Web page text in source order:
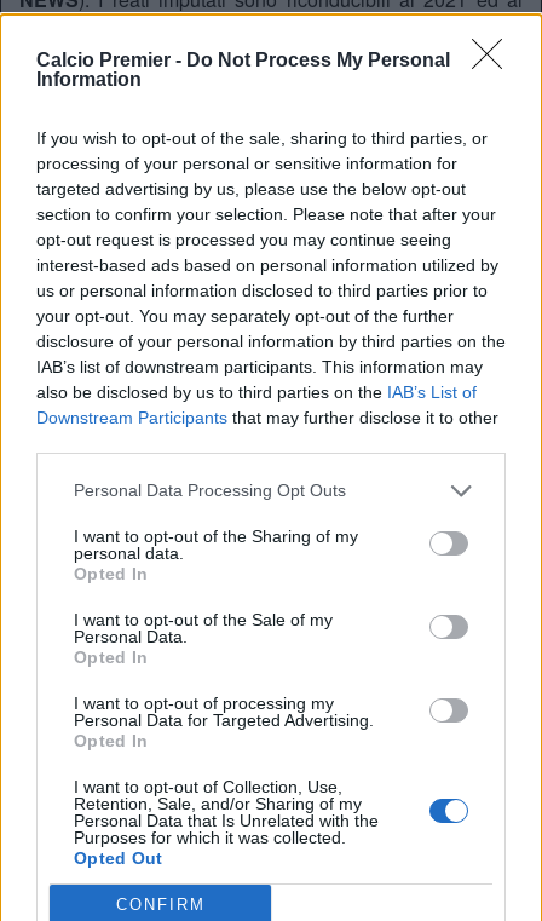
Calcio Premier - Do Not Process My Personal
Information
If you wish to opt-out of the sale, sharing to third parties, or
processing of your personal or sensitive information for
targeted advertising by us, please use the below opt-out
section to confirm your selection. Please note that after your
opt-out request is processed you may continue seeing
interest-based ads based on personal information utilized by
us or personal information disclosed to third parties prior to
your opt-out. You may separately opt-out of the further
disclosure of your personal information by third parties on the
IAB’s list of downstream participants. This information may
also be disclosed by us to third parties on the IAB’s List of
Downstream Participants that may further disclose it to other
Personal Data Processing Opt Outs
I want to opt-out of the Sharing of my
personal data.
Opted In
I want to opt-out of the Sale of my
Personal Data.
Opted In
I want to opt-out of processing my
Personal Data for Targeted Advertising.
Opted In
I want to opt-out of Collection, Use,
Retention, Sale, and/or Sharing of my
Personal Data that Is Unrelated with the
Purposes for which it was collected.
Opted Out
CONFIRM
giocatore dovrà presentarsi in tribunale, tra poco meno di
un mese. Molti tifosi dei gunners, come scrive la
club. Durante la conferenza stampa in presentazione della
tourneè asiatica,Mikel Artetaha risposto anche su
questo.
Niente dubbi
Il club è stato molto chiaro nella sua dichiarazione”, ha
detto Arteta. “Ci sono molte questioni legali molto
complicate,quindi non posso commentarenulla di tutto
ciò”. La domanda successiva è stata proprio sulle corrette
procedure del club su questa indagine. La risposta di
Aretta è stata chiara: “Se sono sicuro che la gestione sia
stata corretta?Si, al 100%”
Anno di Fondazione:1886 come Dial Square
Emirates Stadium (60.338)
Città: Londra
Presidente:Sran Kroenke
Manager:Mikel Arteta
ALBO D'ORO
Premier League:13
FA Cup:14
League Cup:
FA Community Shield:17